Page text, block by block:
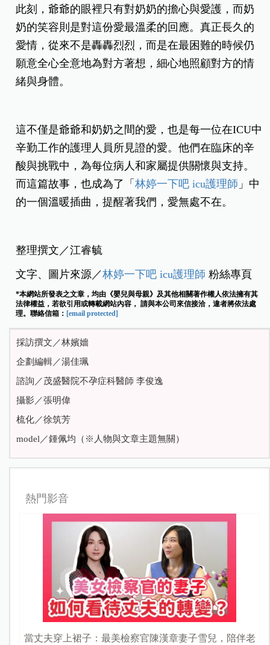
此刻，爺爺的眼裡只有對奶奶的擔心與愛護，而奶
奶的笑容則是對這份愛最溫柔的回應。真正長久的
愛情，從來不是轟轟烈烈，而是在最困難的時候仍
願意全心全意地為對方著想，細心地照顧對方的情
緒與身體。
這不僅是爺爺和奶奶之間的愛，也是每一位在ICU中
辛勤工作的護理人員所見證的愛。他們在臨床的辛
酸與挑戰中，為每位病人和家屬提供關懷與支持。
而這篇故事，也成為了「林婷一下吧 icu護理師 」中
的一個溫暖插曲，提醒著我們，愛無處不在。
整理撰文／江睿毓
文字、圖片來源／林婷一下吧 icu護理師 粉絲專頁
*本網站所發表之文章，均由《嬰兒與母親》及其他相關著作權人依法擁有其
法律權益，若欲引用或轉載網站內容， 請與本公司來信接洽，違者將依法處
理。聯絡信箱： [email protected]
採訪撰文／林嬪嬙
企劃編輯／湯佳珮
諮詢／茂盛醫院不孕症科醫師 李俊逸
攝影／張明偉
梳化／徐筑芳
model／鍾佩均（※人物與文章主題無關）
熱門影音
當丈夫穿上裙子：最美檢察官陳漢章妻子雪兒，陪伴老